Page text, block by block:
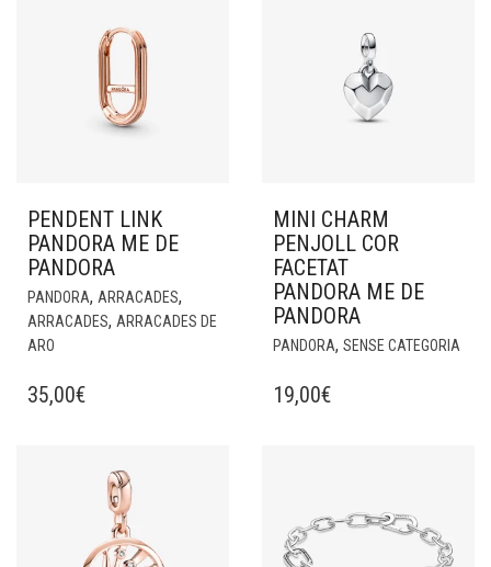
PENDENT LINK
PANDORA ME DE
PANDORA
PANDORA, ARRACADES,
ARRACADES, ARRACADES DE
ARO
35,00€
MINI CHARM
PENJOLL COR
FACETAT
PANDORA ME DE
PANDORA
PANDORA, SENSE CATEGORIA
19,00€